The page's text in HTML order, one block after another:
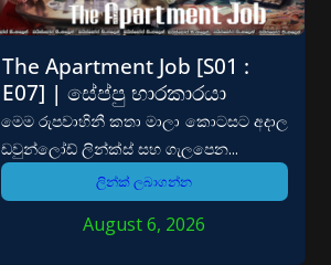
The Apartment Job [S01 :
E07] | සේප්පු භාරකාරයා
මෙම රුපවාහිනී කතා මාලා කොටසට අදාල
ඩවුන්ලෝඩ් ලින්ක්ස් සහ ගැලපෙන...
ලින්ක් ලබාගන්න
August 6, 2026